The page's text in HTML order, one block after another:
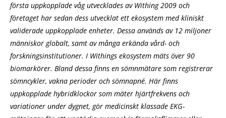
första uppkopplade våg utvecklades av Withing 2009 och
företaget har sedan dess utvecklat ett ekosystem med kliniskt
validerade uppkopplade enheter. Dessa används av 12 miljoner
människor globalt, samt av många erkända vård- och
forskningsinstitutioner. I Withings ekosystem mäts över 90
biomarkörer. Bland dessa finns en sömnmätare som registrerar
sömncykler, vakna perioder och sömnapné. Här finns
uppkopplade hybridklockor som mäter hjärtfrekvens och
variationer under dygnet, gör medicinskt klassade EKG-